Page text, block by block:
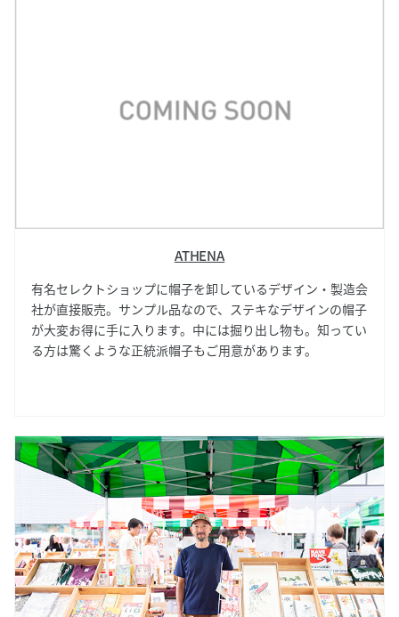
ATHENA
有名セレクトショップに帽子を卸しているデザイン・製造会
社が直接販売。サンプル品なので、ステキなデザインの帽子
が大変お得に手に入ります。中には掘り出し物も。知ってい
る方は驚くような正統派帽子もご用意があります。